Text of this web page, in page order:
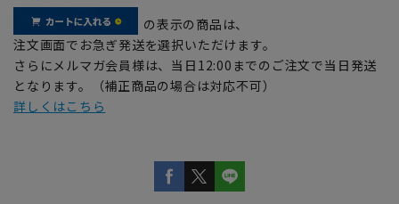
の表示の商品は、
注文画面でお急ぎ発送を選択いただけます。
さらにメルマガ会員様は、当日12:00までのご注文で当日発送
となります。（補正商品の場合は対応不可）
詳しくはこちら